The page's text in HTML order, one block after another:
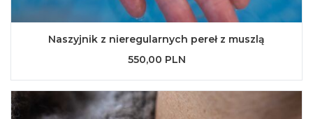
Naszyjnik z nieregularnych pereł z muszlą
550,00 PLN